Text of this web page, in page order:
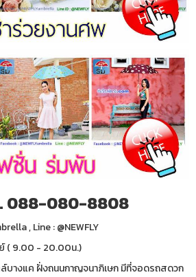
088-080-8808
, Line : @NEWFLY
( 9.00 - 20.00น.)
บางแค ฝั่งถนนกาญจนาภิเษก มีที่จอดรถสดวก